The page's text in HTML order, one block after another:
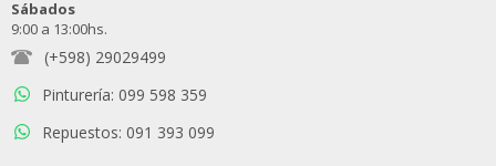
Sábados
9:00 a 13:00hs.
(+598) 29029499
Pinturería: 099 598 359
Repuestos: 091 393 099